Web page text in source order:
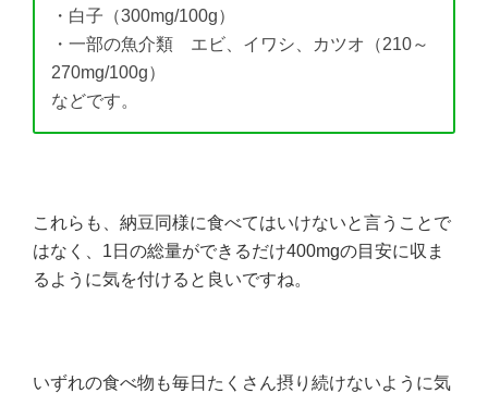
・白子（300mg/100g）
・一部の魚介類 エビ、イワシ、カツオ（210～
270mg/100g）
などです。
これらも、納豆同様に食べてはいけないと言うことで
はなく、1日の総量ができるだけ400mgの目安に収ま
るように気を付けると良いですね。
いずれの食べ物も毎日たくさん摂り続けないように気